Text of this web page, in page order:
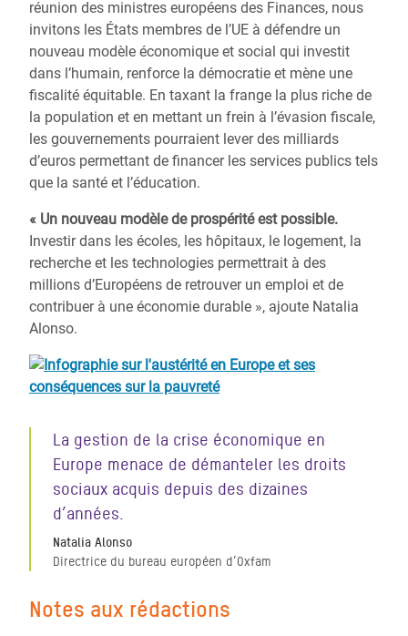
réunion des ministres européens des Finances, nous
invitons les États membres de l’UE à défendre un
nouveau modèle économique et social qui investit
dans l’humain, renforce la démocratie et mène une
fiscalité équitable. En taxant la frange la plus riche de
la population et en mettant un frein à l’évasion fiscale,
les gouvernements pourraient lever des milliards
d’euros permettant de financer les services publics tels
que la santé et l’éducation.
« Un nouveau modèle de prospérité est possible.
Investir dans les écoles, les hôpitaux, le logement, la
recherche et les technologies permettrait à des
millions d’Européens de retrouver un emploi et de
contribuer à une économie durable », ajoute Natalia
Alonso.
La gestion de la crise économique en
Europe menace de démanteler les droits
sociaux acquis depuis des dizaines
d’années.
Natalia Alonso
Directrice du bureau européen d’Oxfam
Notes aux rédactions